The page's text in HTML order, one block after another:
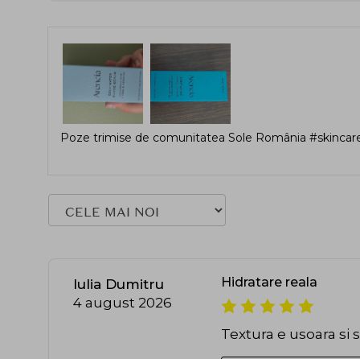
Poze trimise de comunitatea Sole România
Iulia Dumitru
4 august 2026
Hidratare reala
Textura e usoara si